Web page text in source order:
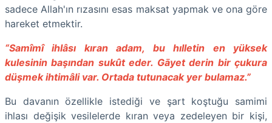
sadece Allah'ın rızasını esas maksat yapmak ve ona göre
hareket etmektir.
“Samîmî ihlâsı kıran adam, bu hılletin en yüksek
kulesinin başından sukût eder. Gāyet derin bir çukura
düşmek ihtimâli var. Ortada tutunacak yer bulamaz.”
Bu davanın özellikle istediği ve şart koştuğu samimi
ihlası değişik vesilelerde kıran veya zedeleyen bir kişi,